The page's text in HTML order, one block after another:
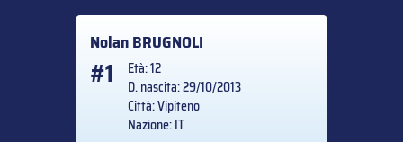
NolanBRUGNOLI
#1
Età: 12
D. nascita: 29/10/2013
Città: Vipiteno
Nazione: IT